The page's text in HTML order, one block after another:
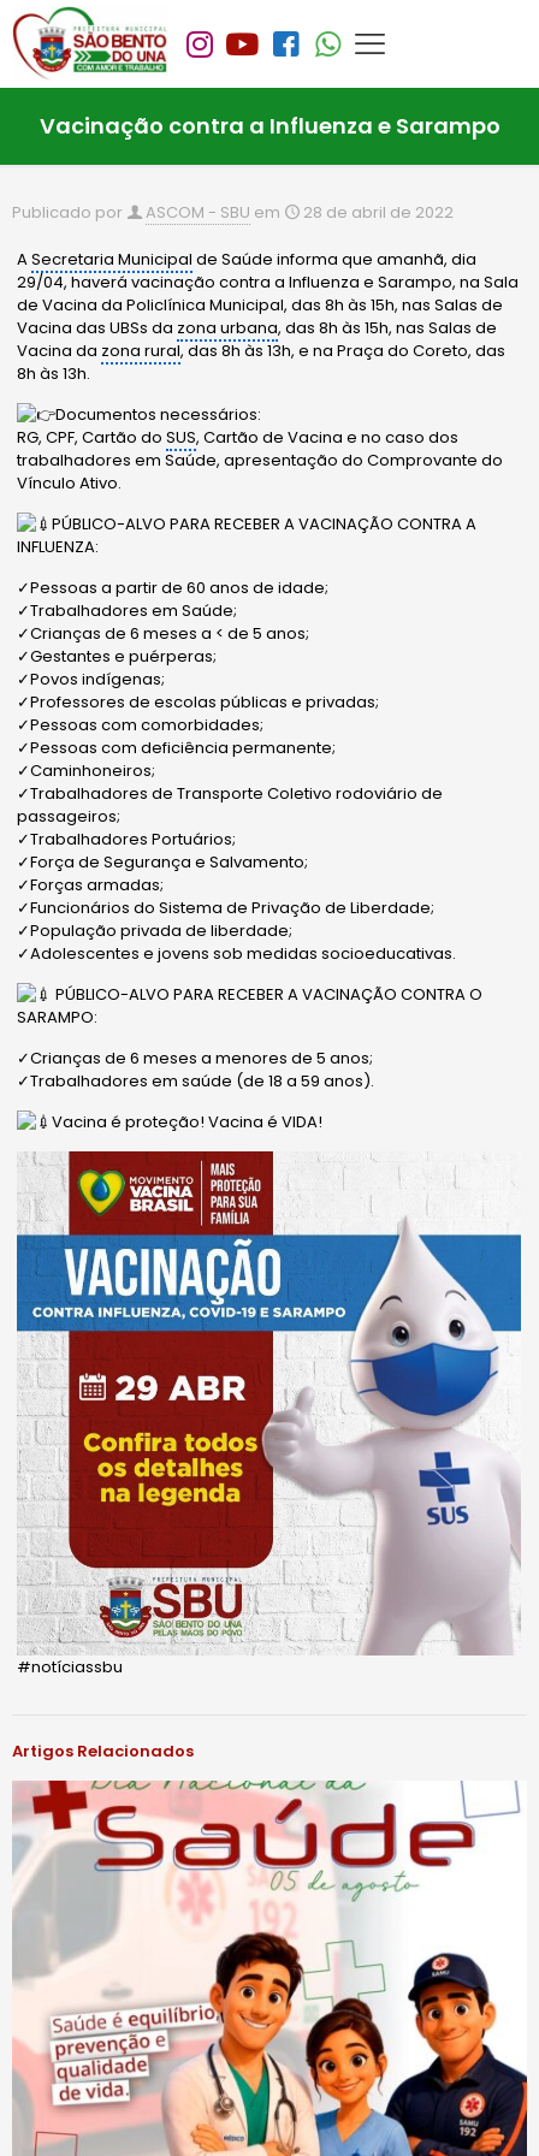
Vacinação contra a Influenza e Sarampo
Publicado por ASCOM - SBU em 28 de abril de 2022
ASecretaria Municipal de Saúde informa que amanhã, dia
29/04, haverá vacinação contra a Influenza e Sarampo, na Sala
de Vacina da Policlínica Municipal, das 8h às 15h, nas Salas de
Vacina das UBSs da zona urbana, das 8h às 15h, nas Salas de
Vacina da zona rural, das 8h às 13h, e na Praça do Coreto, das
8h às 13h.
Documentos necessários:
RG, CPF, Cartão doSUS, Cartão de Vacina e no caso dos
trabalhadores em Saúde, apresentação do Comprovante do
Vínculo Ativo.
PÚBLICO-ALVO PARA RECEBER A VACINAÇÃO CONTRA A
INFLUENZA:
✓Pessoas a partir de 60 anos de idade;
✓Trabalhadores em Saúde;
✓Crianças de 6 meses a < de 5 anos;
✓Gestantes e puérperas;
✓Povos indígenas;
✓Professores de escolas públicas e privadas;
✓Pessoas com comorbidades;
✓Pessoas com deficiência permanente;
✓Caminhoneiros;
✓Trabalhadores de Transporte Coletivo rodoviário de
passageiros;
✓Trabalhadores Portuários;
✓Força de Segurança e Salvamento;
✓Forças armadas;
✓Funcionários do Sistema de Privação de Liberdade;
✓População privada de liberdade;
✓Adolescentes e jovens sob medidas socioeducativas.
PÚBLICO-ALVO PARA RECEBER A VACINAÇÃO CONTRA O
SARAMPO:
✓Crianças de 6 meses a menores de 5 anos;
✓Trabalhadores em saúde (de 18 a 59 anos).
Vacina é proteção! Vacina é VIDA!
#notíciassbu
Artigos Relacionados